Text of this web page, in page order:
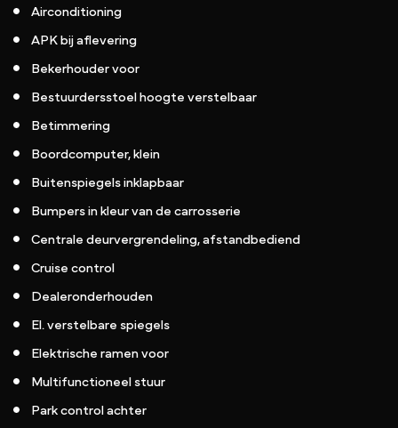
Airconditioning
APK bij aflevering
Bekerhouder voor
Bestuurdersstoel hoogte verstelbaar
Betimmering
Boordcomputer, klein
Buitenspiegels inklapbaar
Bumpers in kleur van de carrosserie
Centrale deurvergrendeling, afstandbediend
Cruise control
Dealeronderhouden
El. verstelbare spiegels
Elektrische ramen voor
Multifunctioneel stuur
Park control achter